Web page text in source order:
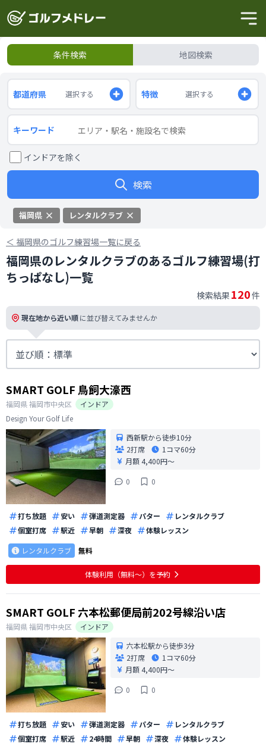
条件検索 地図検索
都道府県 選択する 特徴 選択する
キーワード
インドアを除く
検索
福岡県 レンタルクラブ
＜ 福岡県のゴルフ練習場一覧に戻る
福岡県のレンタルクラブのあるゴルフ練習場(打
ちっぱなし)一覧
検索結果 120件
現在地から近い順に並び替えてみませんか
SMART GOLF 鳥飼大濠西
福岡県福岡市中央区
インドア
Design Your Golf Life
西新駅から徒歩10分
2打席
1コマ60分
月額 4,400円〜
0
0
打ち放題 安い 弾道測定器 パター
レンタルクラブ
個室打席
駅近 早朝 深夜
体験レッスン
レンタルクラブ
無料
体験利用（無料〜）を予約
SMART GOLF 六本松郵便局前202号線沿い店
福岡県福岡市中央区
インドア
六本松駅から徒歩3分
2打席
1コマ60分
月額 4,400円〜
0
0
打ち放題 安い 弾道測定器 パター
レンタルクラブ
個室打席
駅近 24時間 早朝 深夜
体験レッスン